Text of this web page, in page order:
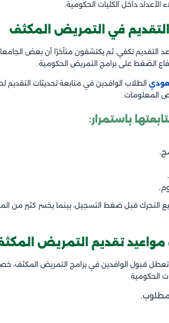
داخل الكليات الحكومية.
في التمريض المكثف
التقديم تكفي، ثم يكتشفون متأخرًا أن بعض
الضغط على برامج التمريض الحكومية.
الطلاب الوافدين في متابعة تحديثات التقديم
المعلومات.
باستمرار:
التحرك قبل ضغط التسجيل، بينما يخسر كثير من
مواعيد تقديم التمريض
تعطل قبول الوافدين في برامج التمريض
الحكومية.